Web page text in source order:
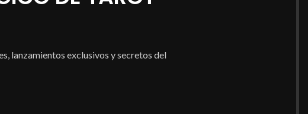
lanzamientos exclusivos y secretos del